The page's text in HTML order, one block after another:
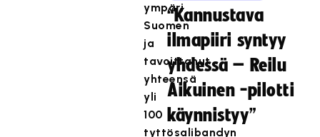
ympäri
Suomen
ja
tavoittanut
yhteensä
yli
100
tyttösalibandyn
“Kannustava
ilmapiiri syntyy
yhdessä – Reilu
Aikuinen -pilotti
käynnistyy”